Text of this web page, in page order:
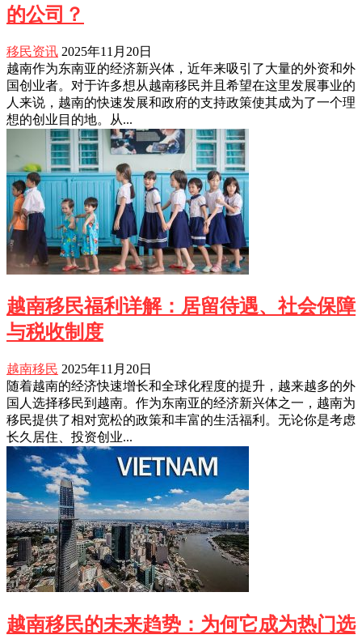
的公司？
移民资讯 2025年11月20日
越南作为东南亚的经济新兴体，近年来吸引了大量的外资和外
国创业者。对于许多想从越南移民并且希望在这里发展事业的
人来说，越南的快速发展和政府的支持政策使其成为了一个理
想的创业目的地。从...
越南移民福利详解：居留待遇、社会保障
与税收制度
越南移民 2025年11月20日
随着越南的经济快速增长和全球化程度的提升，越来越多的外
国人选择移民到越南。作为东南亚的经济新兴体之一，越南为
移民提供了相对宽松的政策和丰富的生活福利。无论你是考虑
长久居住、投资创业...
越南移民的未来趋势：为何它成为热门选